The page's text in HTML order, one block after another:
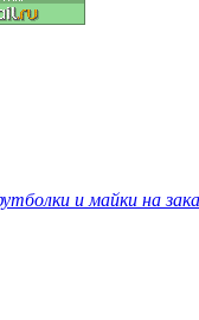
и майки на